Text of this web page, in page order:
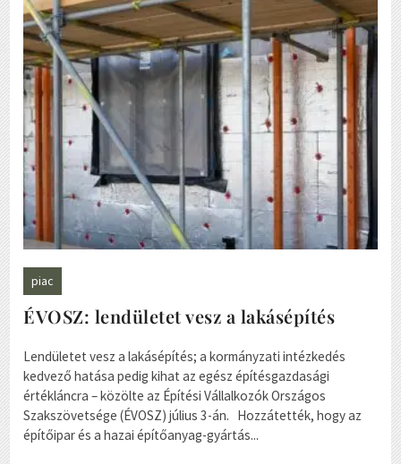
piac
ÉVOSZ: lendületet vesz a lakásépítés
Lendületet vesz a lakásépítés; a kormányzati intézkedés
kedvező hatása pedig kihat az egész építésgazdasági
értékláncra – közölte az Építési Vállalkozók Országos
Szakszövetsége (ÉVOSZ) július 3-án. Hozzátették, hogy az
építőipar és a hazai építőanyag-gyártás...